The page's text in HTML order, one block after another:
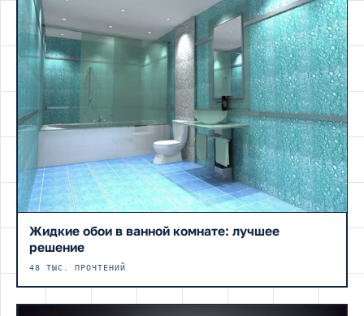
Жидкие обои в ванной комнате: лучшее
решение
48 ТЫС. ПРОЧТЕНИЙ